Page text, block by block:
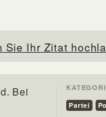
Ihr Zitat
Bei
Partei